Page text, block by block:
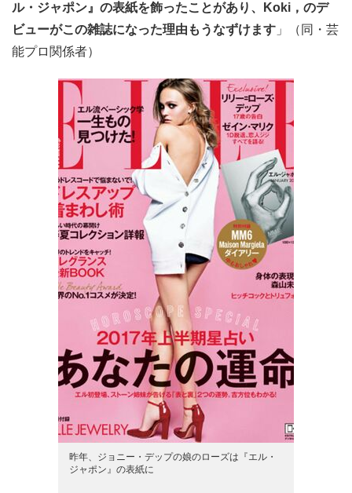
ル・ジャポン』の表紙を飾ったことがあり、Koki，のデ
ビューがこの雑誌になった理由もうなずけます 」（同・芸
能プロ関係者）
昨年、ジョニー・デップの娘のローズは『エル・
ジャポン』の表紙に